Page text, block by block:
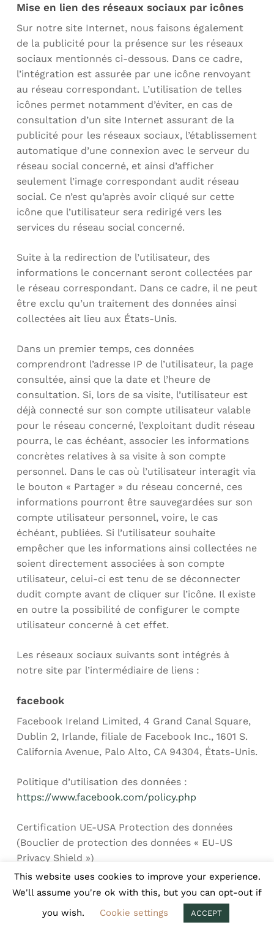
Mise en lien des réseaux sociaux par icônes
Sur notre site Internet, nous faisons également
de la publicité pour la présence sur les réseaux
sociaux mentionnés ci-dessous. Dans ce cadre,
l’intégration est assurée par une icône renvoyant
au réseau correspondant. L’utilisation de telles
icônes permet notamment d’éviter, en cas de
consultation d’un site Internet assurant de la
publicité pour les réseaux sociaux, l’établissement
automatique d’une connexion avec le serveur du
réseau social concerné, et ainsi d’afficher
seulement l’image correspondant audit réseau
social. Ce n’est qu’après avoir cliqué sur cette
icône que l’utilisateur sera redirigé vers les
services du réseau social concerné.
Suite à la redirection de l’utilisateur, des
informations le concernant seront collectées par
le réseau correspondant. Dans ce cadre, il ne peut
être exclu qu’un traitement des données ainsi
collectées ait lieu aux États-Unis.
Dans un premier temps, ces données
comprendront l’adresse IP de l’utilisateur, la page
consultée, ainsi que la date et l’heure de
consultation. Si, lors de sa visite, l’utilisateur est
déjà connecté sur son compte utilisateur valable
pour le réseau concerné, l’exploitant dudit réseau
pourra, le cas échéant, associer les informations
concrètes relatives à sa visite à son compte
personnel. Dans le cas où l’utilisateur interagit via
le bouton « Partager » du réseau concerné, ces
informations pourront être sauvegardées sur son
compte utilisateur personnel, voire, le cas
échéant, publiées. Si l’utilisateur souhaite
empêcher que les informations ainsi collectées ne
soient directement associées à son compte
utilisateur, celui-ci est tenu de se déconnecter
dudit compte avant de cliquer sur l’icône. Il existe
en outre la possibilité de configurer le compte
utilisateur concerné à cet effet.
Les réseaux sociaux suivants sont intégrés à
notre site par l’intermédiaire de liens :
facebook
Facebook Ireland Limited, 4 Grand Canal Square,
Dublin 2, Irlande, filiale de Facebook Inc., 1601 S.
California Avenue, Palo Alto, CA 94304, États-Unis.
Politique d’utilisation des données :
https://www.facebook.com/policy.php
Certification UE-USA Protection des données
(Bouclier de protection des données « EU-US
Privacy Shield »)
https://www.privacyshield.gov/participant?
id=a2zt0000000GnywAAC&status=Active
Jetpack – WordPress Stats
This website uses cookies to improve your experience.
We'll assume you're ok with this, but you can opt-out if
you wish.
Cookie settings ACCEPT